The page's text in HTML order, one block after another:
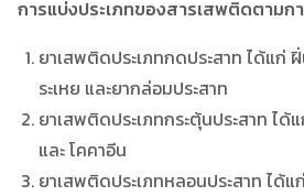
การแบ่งประเภทของสารเสพติดตามก
ยาเสพติดประเภทกดประสาท ได้แก่
ระเหย และยากล่อมประสาท
ยาเสพติดประเภทกระตุ้นประสาท ได้
และ โคคาอีน
ยาเสพติดประเภทหลอนประสาท ได้